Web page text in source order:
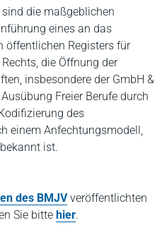
die maßgeblichen
eines an das
öffentlichen Registers für
die Öffnung der
insbesondere der GmbH &
Freier Berufe durch
des
einem Anfechtungsmodell,
ist.
des BMJVveröffentlichten
Sie bitte hier.